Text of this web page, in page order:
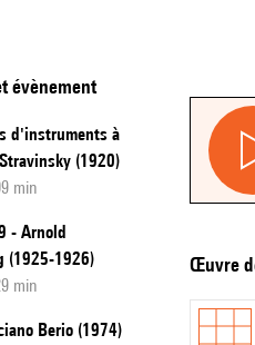
évènement
d'instruments à
(1920)
min
- Arnold
(1925-1926)
min
Berio (1974)
Œuvre